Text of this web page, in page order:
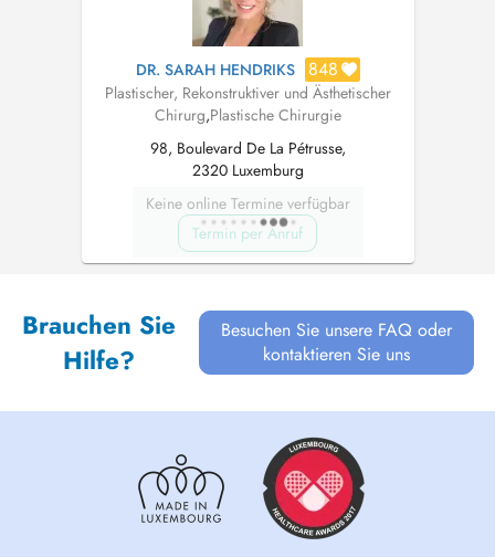
DR. SARAH HENDRIKS 848
Plastischer, Rekonstruktiver und Ästhetischer
Chirurg,Plastische Chirurgie
98, Boulevard De La Pétrusse,
2320 Luxemburg
Keine online Termine verfügbar
Termin per Anruf
Brauchen Sie
Hilfe?
Besuchen Sie unsere FAQ oder
kontaktieren Sie uns